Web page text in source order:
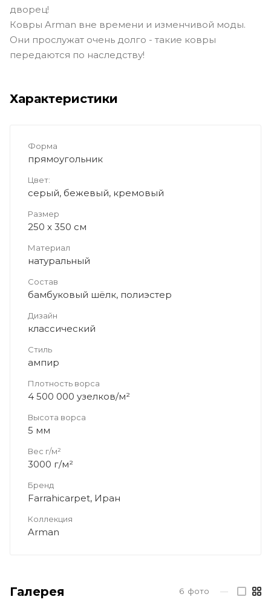
дворец!
Ковры Arman вне времени и изменчивой моды.
Они прослужат очень долго - такие ковры
передаются по наследству!
Характеристики
Форма
прямоугольник
Цвет:
серый, бежевый, кремовый
Размер
250 x 350 см
Материал
натуральный
Состав
бамбуковый шёлк, полиэстер
Дизайн
классический
Стиль
ампир
Плотность ворса
4 500 000 узелков/м²
Высота ворса
5 мм
Вес г/м²
3000 г/м²
Бренд
Farrahicarpet, Иран
Коллекция
Arman
Галерея 6 фото —